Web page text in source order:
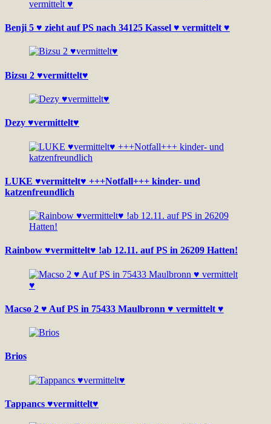
Benji 5 ♥ zieht auf PS nach 34125 Kassel ♥ vermittelt ♥
Bizsu 2 ♥vermittelt♥
Dezy ♥vermittelt♥
LUKE ♥vermittelt♥ +++Notfall+++ kinder- und
katzenfreundlich
Rainbow ♥vermittelt♥ !ab 12.11. auf PS in 26209 Hatten!
Macso 2 ♥ Auf PS in 75433 Maulbronn ♥ vermittelt ♥
Brios
Tappancs ♥vermittelt♥